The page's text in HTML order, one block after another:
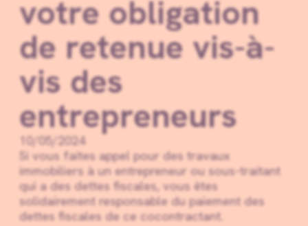
votre obligation
de retenue vis-à-
vis des
entrepreneurs
10/05/2024
Si vous faites appel pour des travaux
immobiliers à un entrepreneur ou sous-traitant
qui a des dettes fiscales, vous êtes
solidairement responsable du paiement des
dettes fiscales de ce cocontractant.